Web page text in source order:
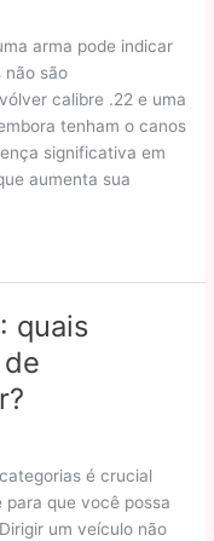
arma pode indicar
não são
calibre .22 e uma
tenham o canos
significativa em
aumenta sua
quais
é crucial
que você possa
um veículo não